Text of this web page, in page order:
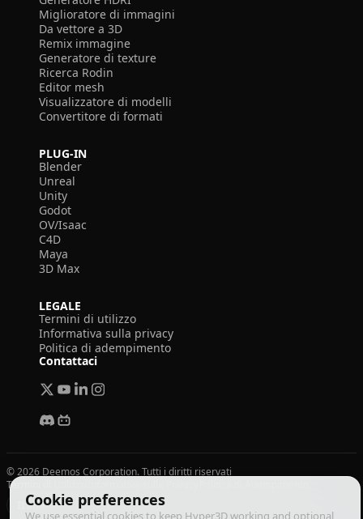
Cookie preferences
We use essential cookies to keep Hyper3D working and optional
Miglioratore di immagini
Da vettore a 3D
Remix immagine
Generatore di texture
Ricerca Rodin
Editor mesh
Visualizzatore di modelli
Convertitore di formati
PLUG-IN
Blender
Unreal
Unity
Godot
OV/Isaac
C4D
Maya
3D Max
LEGALE
Termini di utilizzo
Informativa sulla privacy
Politica di adempimento
Contattaci
© 2026 Deemos Corporation. Tutti i diritti riservati
Termini di Utilizzo
Italiano